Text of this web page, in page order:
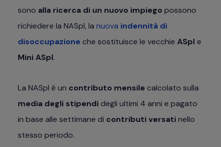
sono alla ricerca di un nuovo impiego possono
richiedere la NASpI, la nuova indennità di
disoccupazione che sostituisce le vecchie ASpI e
Mini ASpI.
La NASpI è un contributo mensile calcolato sulla
media degli stipendi degli ultimi 4 anni e pagato
in base alle settimane di contributi versati nello
stesso periodo.